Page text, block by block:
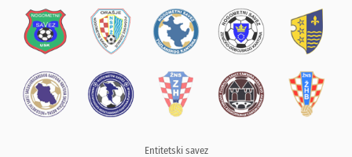
Entitetski savez